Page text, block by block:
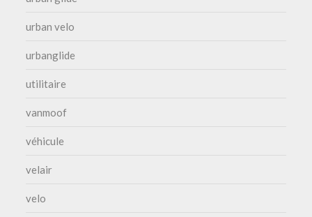
urban velo
urbanglide
utilitaire
vanmoof
véhicule
velair
velo